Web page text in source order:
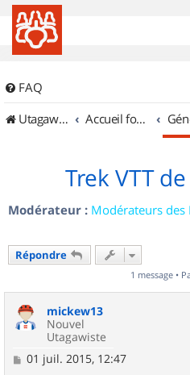
FAQ
UtagawaVTT (Randos VTT et VTTAE avec traces GPS)
Accueil forum
Trek VTT
Modérateur : Modérateurs des
Répondre
1 message •
mickew13
Nouvel
Utagawiste
M
01 juil. 2015, 12:47